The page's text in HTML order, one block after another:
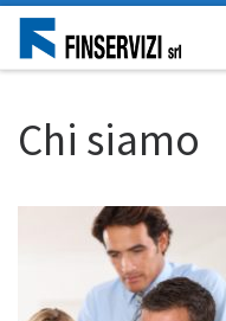
Skip to content
Chi siamo